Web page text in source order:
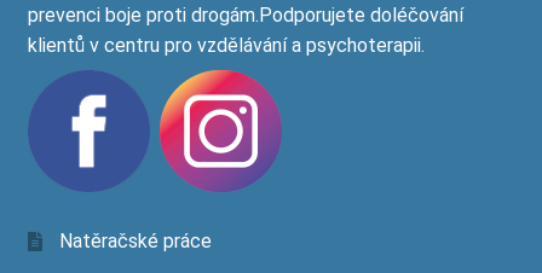
prevenci boje proti drogám.Podporujete doléčování
klientů v centru pro vzdělávání a psychoterapii.
Natěračské práce